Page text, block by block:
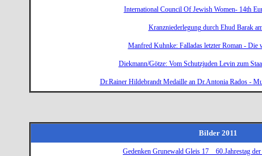
International Council Of Jewish Women- 14th
Kranzniederlegung durch Ehud Barak
Manfred Kuhnke: Falladas letzter Roman - Die
Diekmann/Götze: Vom Schutzjuden Levin zum
Dr.Rainer Hildebrandt Medaille an Dr.Antonia Rados -
Bilder 2011
Gedenken Grunewald Gleis 17 60.Jahrestag der